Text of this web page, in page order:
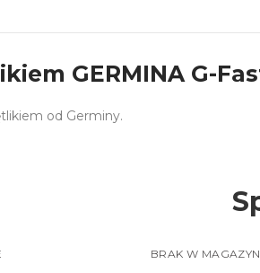
GERMINA G-
od Germiny.
BRAK W